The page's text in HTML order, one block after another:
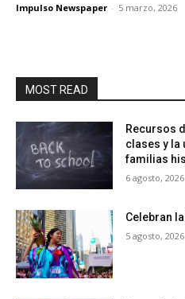
Impulso Newspaper - 5 marzo, 2026
MOST READ
Recursos
clases y
familias
6 agosto, 2026
Celebran
5 agosto, 2026